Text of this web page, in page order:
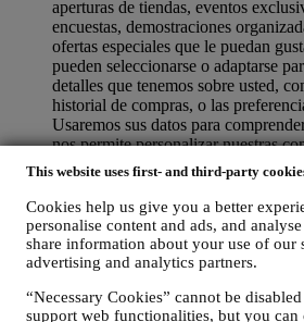
This website uses first- and third-party
Cookies help us give you a better
personalise content and ads, and
share information about your use of our
advertising and analytics partners.
“Necessary Cookies” cannot be
support web functionalities, but you can
aperturas de tiendas, eventos
encuestas, demostraciones
ofertas especiales que le puedan
pueden seleccionarse o adaptarse
detalles que tenemos sobre usted,
historial de compras, o las
Usaremos sus datos para
nos permite personalizar nuestras
hacerlas más relevantes e
otros efectos. También recopilamos
apertura de correo electrónico y
estándar de la industria (incluidos
en los correos electrónicos) para
nuestros boletines informativos. Este
marketing personalizadas de nuestra